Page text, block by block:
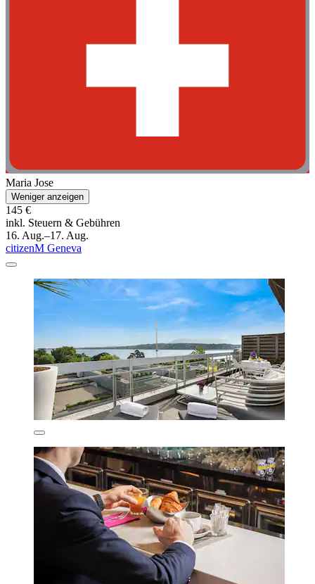
Maria Jose
Weniger anzeigen
145 €
inkl. Steuern & Gebühren
16. Aug.–17. Aug.
citizenM Geneva